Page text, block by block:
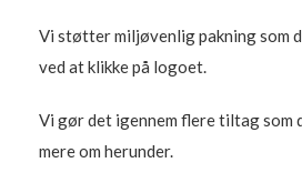
Vi støtter miljøvenlig pakning som
ved at klikke på logoet.
Vi gør det igennem flere tiltag som
mere om herunder.